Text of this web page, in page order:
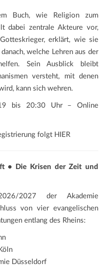
Buch, wie Religion zum
dabei zentrale Akteure vor,
erklärt, wie sie
welche Lehren aus der
Sein Ausblick bleibt
versteht, mit denen
kann sich wehren.
bis 20:30 Uhr – Online
folgt HIER
• Die Krisen der Zeit und
2027 der Akademie
von vier evangelischen
entlang des Rheins:
Düsseldorf